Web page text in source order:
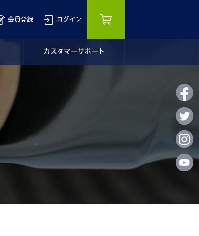
会員登録 ログイン
カスタマーサポート